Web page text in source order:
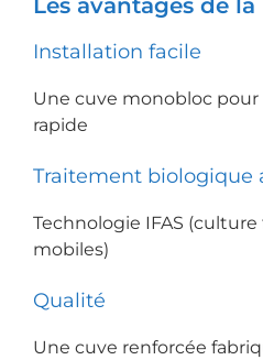
Les avantages de
Installation facile
Une cuve monobloc
rapide
Traitement biologique
Technologie IFAS
mobiles)
Qualité
Une cuve renforcée